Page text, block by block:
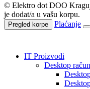
© Elektro dot DOO
je dodat/a u vašu korpu.
Pregled korpe Plaćanje
IT Proizvodi
Desktop